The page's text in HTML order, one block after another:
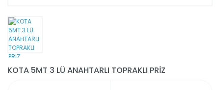
KOTA 5MT 3 LÜ ANAHTARLI TOPRAKLI PRİZ